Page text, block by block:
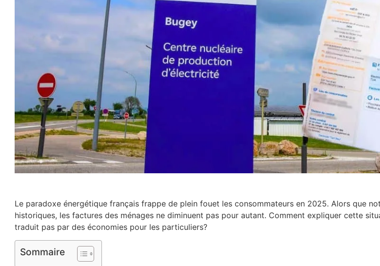
Le paradoxe énergétique français frappe de plein fouet les consommateurs en 2025. Alors que
historiques, les factures des ménages ne diminuent pas pour autant. Comment expliquer cette
traduit pas par des économies pour les particuliers?
Sommaire